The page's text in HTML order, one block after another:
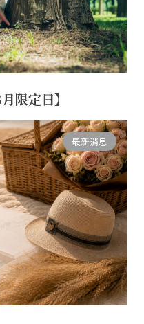
限定日】
最新消息